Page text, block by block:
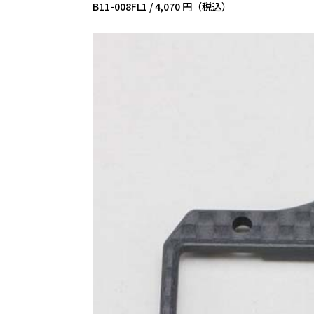
B11-008FL1 /4,070 円（税込）